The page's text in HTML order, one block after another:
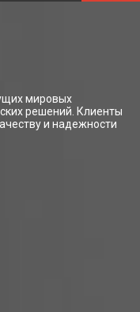
мировых
решений. Клиенты
и надежности